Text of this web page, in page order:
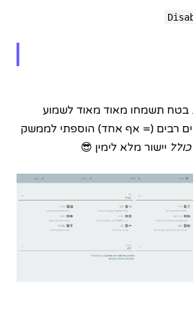
בטח תשמחו מאוד מאוד לשמוע
רבים (= אף אחד) הוספתי לממשק
כולל יישור מלא לימין 😎